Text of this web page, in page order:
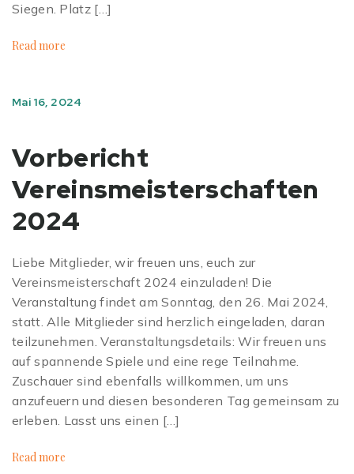
Siegen. Platz […]
Read more
Mai 16, 2024
Vorbericht
Vereinsmeisterschaften
2024
Liebe Mitglieder, wir freuen uns, euch zur
Vereinsmeisterschaft 2024 einzuladen! Die
Veranstaltung findet am Sonntag, den 26. Mai 2024,
statt. Alle Mitglieder sind herzlich eingeladen, daran
teilzunehmen. Veranstaltungsdetails: Wir freuen uns
auf spannende Spiele und eine rege Teilnahme.
Zuschauer sind ebenfalls willkommen, um uns
anzufeuern und diesen besonderen Tag gemeinsam zu
erleben. Lasst uns einen […]
Read more